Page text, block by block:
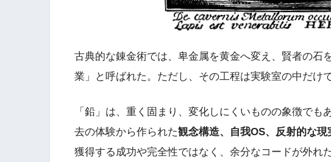
古典的な錬金術では、卑金属を黄金へ変え、賢者の石
業」と呼ばれた。ただし、その工程は実験室の中だけ
「鉛」は、重く固まり、変化しにくいものの象徴でも
去の体験から作られた観念構造、自我OS、反射的な現
獲得する成功や完全性ではなく、余分なコードが外れ